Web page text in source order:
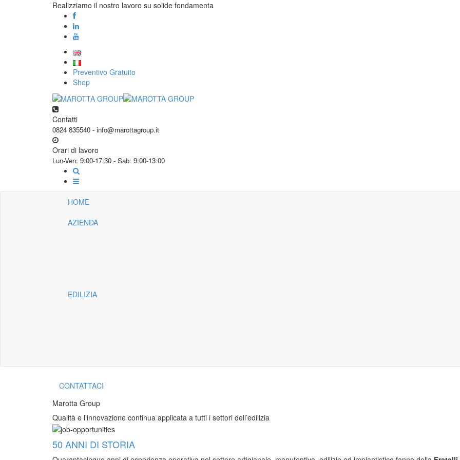
Realizziamo il nostro lavoro su solide fondamenta
Preventivo Gratuito
Shop
Contatti
0824 835540 - info@marottagroup.it
Orari di lavoro
Lun-Ven: 9:00-17:30 - Sab: 9:00-13:00
HOME
AZIENDA
EDILIZIA
CONTATTACI
Marotta Group
Qualità e l’innovazione continua applicata a tutti i settori dell’edilizia
50 ANNI DI STORIA